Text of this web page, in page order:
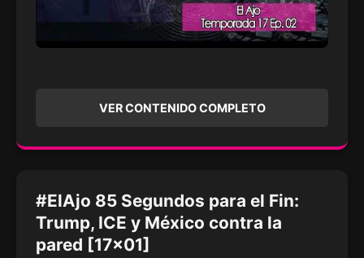
VER CONTENIDO COMPLETO
#ElAjo 85 Segundos para el Fin:
Trump, ICE y México contra la
pared [17x01]